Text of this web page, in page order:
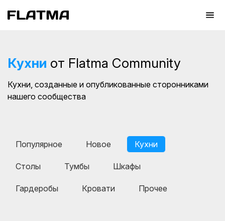
Кухни от Flatma Community
Кухни, созданные и опубликованные сторонниками
нашего сообщества
Популярное Новое Кухни
Столы Тумбы Шкафы
Гардеробы Кровати Прочее